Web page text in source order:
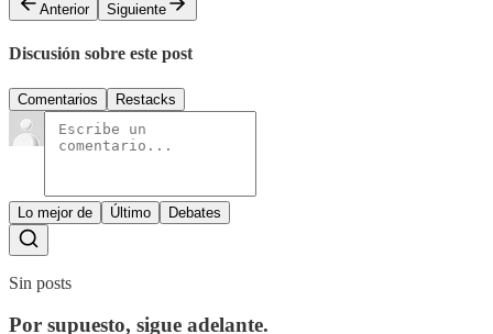
Anterior
Siguiente
Discusión sobre este post
Comentarios Restacks
Lo mejor de Último Debates
Sin posts
Por supuesto, sigue adelante.